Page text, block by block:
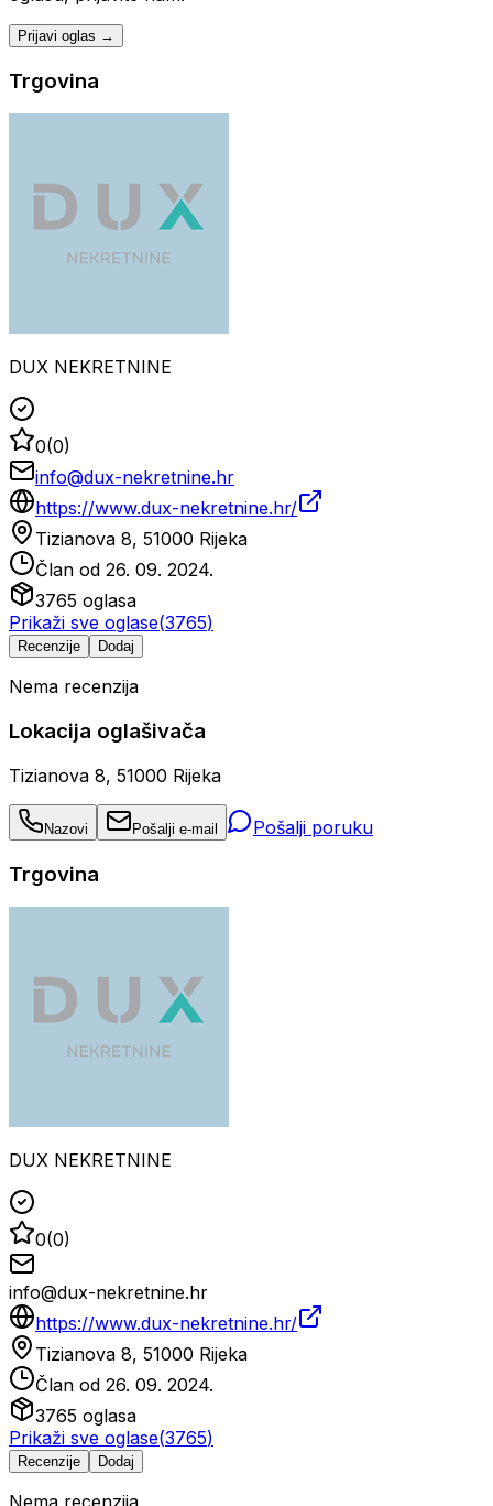
Prijavi oglas →
Trgovina
DUX NEKRETNINE
0(0)
info@dux-nekretnine.hr
https://www.dux-nekretnine.hr/
Tizianova 8, 51000 Rijeka
Član od 26. 09. 2024.
3765 oglasa
Prikaži sve oglase(3765)
Recenzije Dodaj
Nema recenzija
Lokacija oglašivača
Tizianova 8, 51000 Rijeka
Nazovi Pošalji e-mail Pošalji poruku
Trgovina
DUX NEKRETNINE
0(0)
info@dux-nekretnine.hr
https://www.dux-nekretnine.hr/
Tizianova 8, 51000 Rijeka
Član od 26. 09. 2024.
3765 oglasa
Prikaži sve oglase(3765)
Recenzije Dodaj